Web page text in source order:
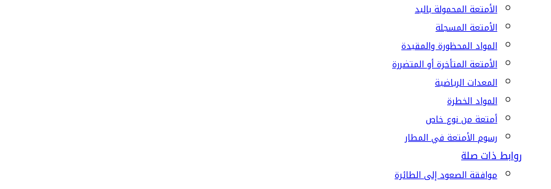
الأمتعة المحمولة باليد
الأمتعة المسجلة
المواد المحظورة والمقيدة
الأمتعة المتأخرة أو المتضررة
المعدات الرياضية
المواد الخطرة
أمتعة من نوع خاص
رسوم الأمتعة في المطار
روابط ذات صلة
موافقة الصعود إلى الطائرة